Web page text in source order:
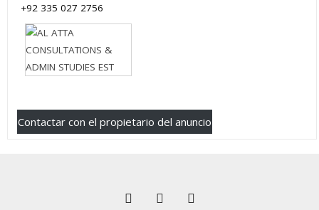
+92 335 027 2756
Contactar con el propietario del anuncio